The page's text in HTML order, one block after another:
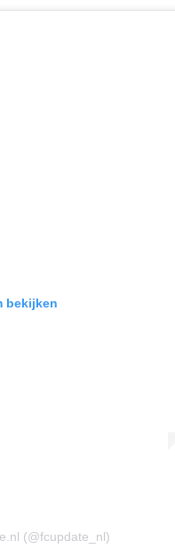
bekijken
(@fcupdate_nl)